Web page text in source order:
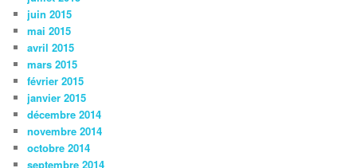
juin 2015
mai 2015
avril 2015
mars 2015
février 2015
janvier 2015
décembre 2014
novembre 2014
octobre 2014
septembre 2014